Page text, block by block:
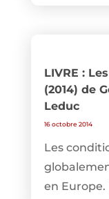
LIVRE :
(2014) de
Leduc
16 octobre 2014
Les
en Europe.